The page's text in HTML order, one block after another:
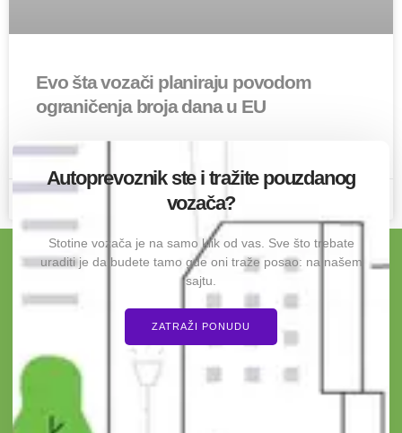
Evo šta vozači planiraju povodom
ograničenja broja dana u EU
2 komentara
Autoprevoznik ste i tražite pouzdanog
vozača?
Stotine vozača je na samo klik od vas. Sve što trebate
uraditi je da budete tamo gde oni traže posao: na našem
sajtu.
ZATRAŽI PONUDU